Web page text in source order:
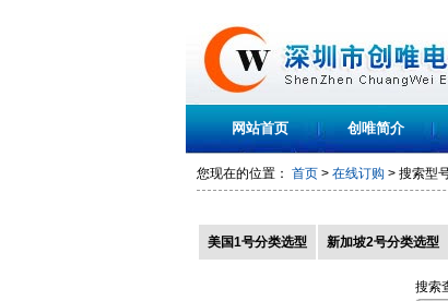
网站首页 创唯简介
您现在的位置： 首页 > 在线订购 > 搜索型
美国1号分类选型 新加坡2号分类选型
搜索